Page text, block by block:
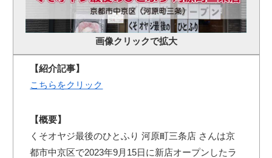
画像クリックで拡大
【紹介記事】
こちらをクリック
【概要】
くそオヤジ最後のひとふり 河原町三条店 さんは京
都市中京区で2023年9月15日に新店オープンしたラ